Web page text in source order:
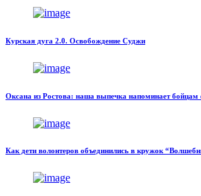
Курская дуга 2.0. Освобождение Суджи
Оксана из Ростова: наша выпечка напоминает
Как дети волонтеров объединились в кружок